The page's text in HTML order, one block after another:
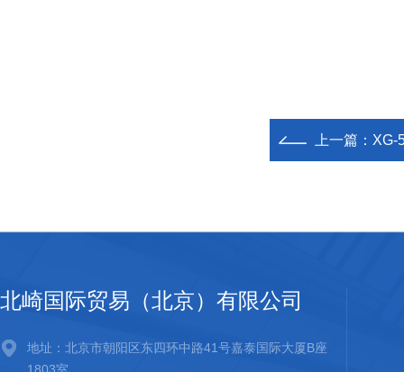
上一篇： XG-
北崎国际贸易（北京）有限公司
地址：北京市朝阳区东四环中路41号嘉泰国际大厦B座